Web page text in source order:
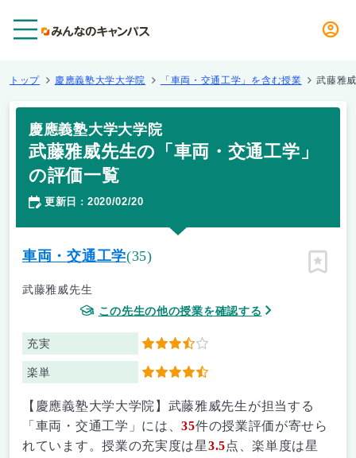
トップ 慶應義塾大学大学院 「車両・交通工学」を含む授業 武藤雅
慶應義塾大学大学院
武藤雅威先生の「車両・交通工学」
の評価一覧
更新日 ： 2020/02/20
車両・交通工学(35)
武藤雅威先生
この先生の他の授業を確認する
充実 3.5
楽単 4.5
ピン留
【慶應義塾大学大学院】武藤雅威先生が担当する
「車両・交通工学」には、35件の授業評価が寄せら
れています。授業の充実度は星3.5点、楽単度は星